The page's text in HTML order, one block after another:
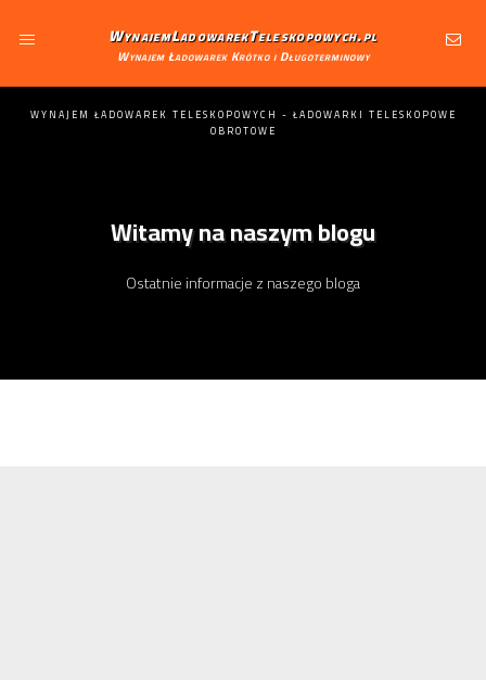
WynajemLadowarekTeleskopowych.pl
Wynajem Ładowarek Krótko i Długoterminowy
WYNAJEM ŁADOWAREK TELESKOPOWYCH - ŁADOWARKI TELESKOPOWE
OBROTOWE
Witamy na naszym blogu
Ostatnie informacje z naszego bloga